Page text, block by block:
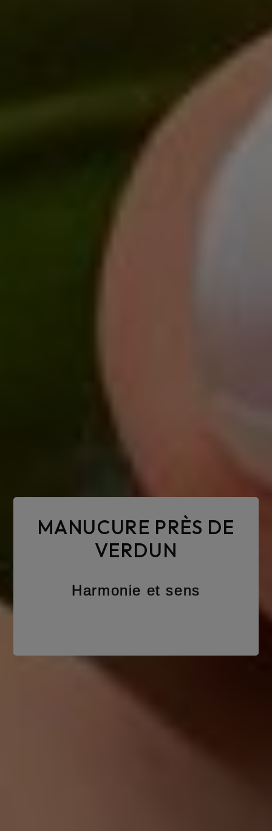
MANUCURE PRÈS DE
VERDUN
Harmonie et sens